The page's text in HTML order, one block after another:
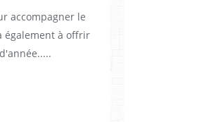
accompagner le
également à offrir